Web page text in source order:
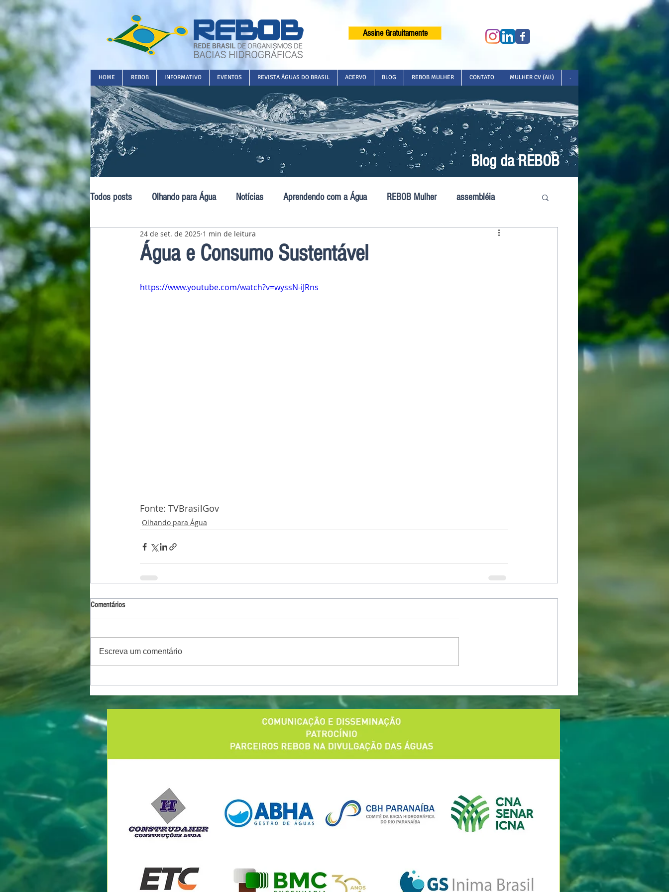
Assine Gratuitamente
HOME REBOB INFORMATIVO EVENTOS REVISTA ÁGUAS DO BRASIL ACERVO BLOG REBOB MULHER CONTATO MULHER CV (All) .
Blog da REBOB
Todos posts Olhando para Água Notícias Aprendendo com a Água REBOB Mulher assembléia
Pavilhão Latino-Americano
Água e Consumo Sustentável
24 de set. de 2025 1 min de leitura
https://www.youtube.com/watch?v=wyssN-iJRns
Fonte: TVBrasilGov
Olhando para Água
Comentários
Escreva um comentário